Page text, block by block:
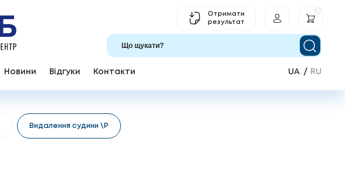
Отримати
результат
Новини Відгуки Контакти UA RU
Видалення судини \Р